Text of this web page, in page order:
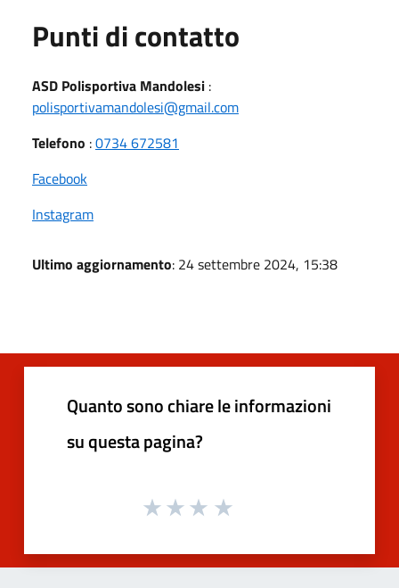
Punti di contatto
ASD Polisportiva Mandolesi :
polisportivamandolesi@gmail.com
Telefono :0734 672581
Facebook
Instagram
Ultimo aggiornamento: 24 settembre 2024, 15:38
Quanto sono chiare le informazioni
su questa pagina?